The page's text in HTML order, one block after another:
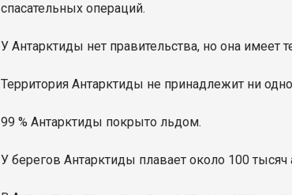
спасательных операций.
У Антарктиды нет правительства, но она имеет
Территория Антарктиды не принадлежит ни
99 % Антарктиды покрыто льдом.
У берегов Антарктиды плавает около 100 тысяч